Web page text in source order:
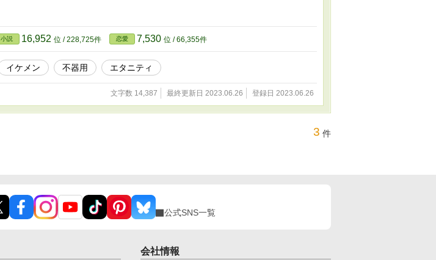
小説 16,952 位 / 228,725件 恋愛 7,530 位 / 66,355件
イケメン 不器用 エタニティ
文字数 14,387 最終更新日 2023.06.26 登録日 2023.06.26
3 件
公式SNS一覧
会社情報